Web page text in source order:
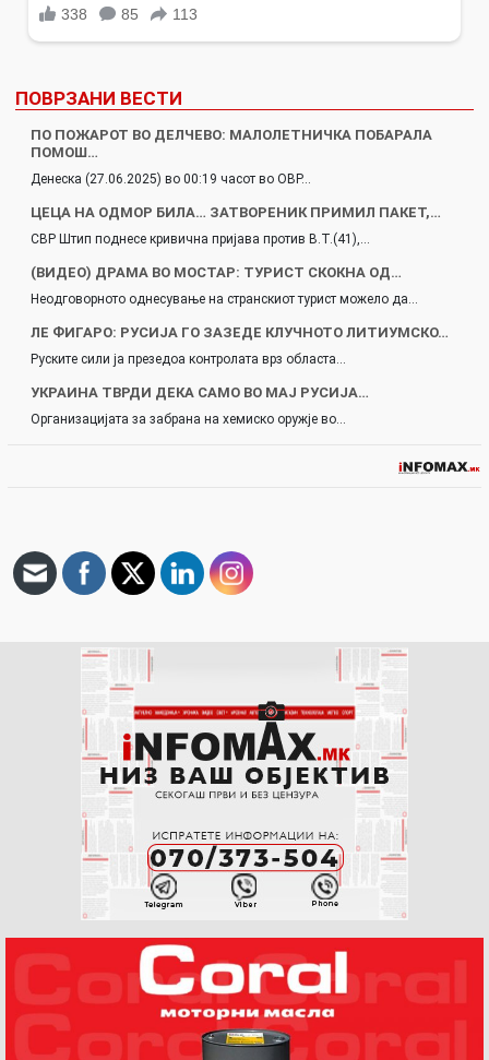
ПОВРЗАНИ ВЕСТИ
ПО ПОЖАРОТ ВО ДЕЛЧЕВО: МАЛОЛЕТНИЧКА ПОБАРАЛА
ПОМОШ…
Денеска (27.06.2025) во 00:19 часот во ОВР…
ЦЕЦА НА ОДМОР БИЛА… ЗАТВОРЕНИК ПРИМИЛ ПАКЕТ,…
СВР Штип поднесе кривична пријава против В.Т.(41),…
(ВИДЕО) ДРАМА ВО МОСТАР: ТУРИСТ СКОКНА ОД…
Неодговорното однесување на странскиот турист можело да…
ЛЕ ФИГАРО: РУСИЈА ГО ЗАЗЕДЕ КЛУЧНОТО ЛИТИУМСКО…
Руските сили ја презедоа контролата врз областа…
УКРАИНА ТВРДИ ДЕКА САМО ВО МАЈ РУСИЈА…
Организацијата за забрана на хемиско оружје во…